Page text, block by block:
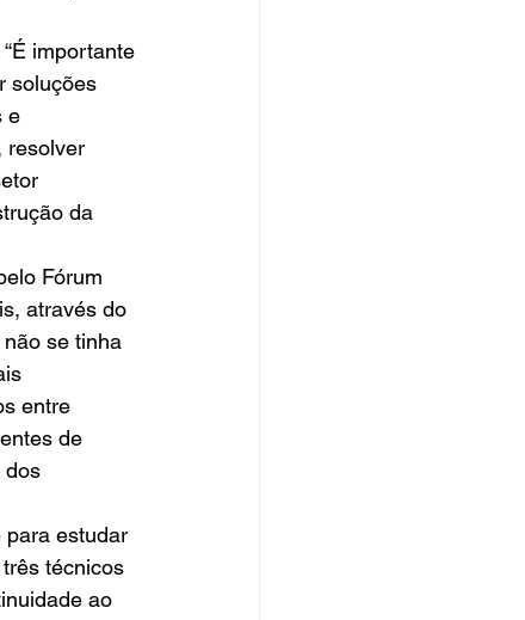
importante
soluções
e
resolver
da
Fórum
através do
se tinha
entre
de
dos
para estudar
técnicos
ao